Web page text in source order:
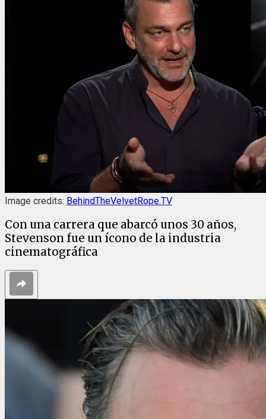
Image credits: BehindTheVelvetRope.TV
Con una carrera que abarcó unos 30 años,
Stevenson fue un ícono de la industria
cinematográfica